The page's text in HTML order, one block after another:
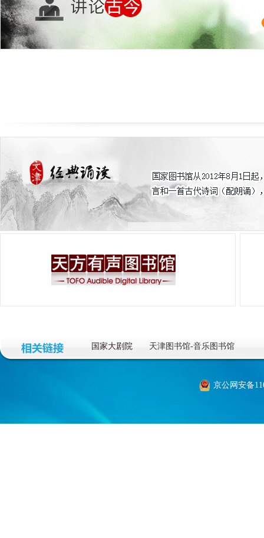
国家大剧院 天津图书馆-音乐图书馆
京公网安备